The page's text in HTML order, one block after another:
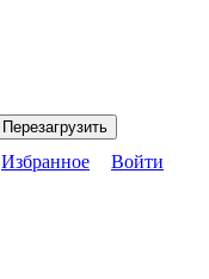
Перезагрузить
Избранное Войти